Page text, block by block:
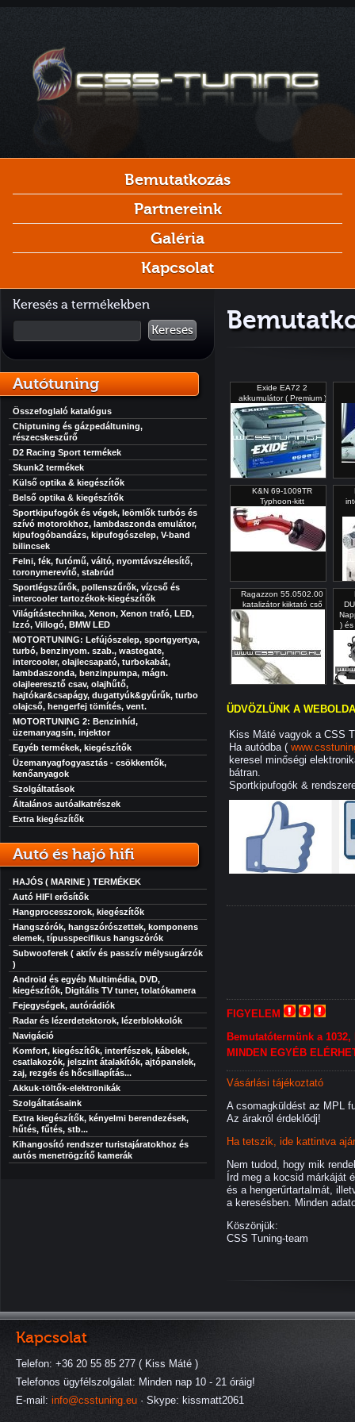
Bemutatkozás
Partnereink
Galéria
Kapcsolat
Keresés a termékekben
Keresés
Autótuning
Összefoglaló katalógus
Chiptuning és gázpedáltuning,
részecskeszűrő
D2 Racing Sport termékek
Skunk2 termékek
Külső optika & kiegészítők
Belső optika & kiegészítők
Sportkipufogók és végek, leömlők turbós és
szívó motorokhoz, lambdaszonda emulátor,
kipufogóbandázs, kipufogószelep, V-band
bilincsek
Felni, fék, futómű, váltó, nyomtávszélesítő,
toronymerevítő, stabrúd
Sportlégszűrők, pollenszűrők, vízcső és
intercooler tartozékok-kiegészítők
Világítástechnika, Xenon, Xenon trafó, LED,
Izzó, Villogó, BMW LED
MOTORTUNING: Lefújószelep, sportgyertya,
turbó, benzinyom. szab., wastegate,
intercooler, olajlecsapató, turbokabát,
lambdaszonda, benzinpumpa, mágn.
olajleeresztő csav, olajhűtő,
hajtókar&csapágy, dugattyúk&gyűrűk, turbo
olajcső, hengerfej tömítés, vent.
MOTORTUNING 2: Benzinhíd,
üzemanyagsín, injektor
Egyéb termékek, kiegészítők
Üzemanyagfogyasztás - csökkentők,
kenőanyagok
Szolgáltatások
Általános autóalkatrészek
Extra kiegészítők
Autó és hajó hifi
HAJÓS ( MARINE ) TERMÉKEK
Autó HIFI erősítők
Hangprocesszorok, kiegészítők
Hangszórók, hangszórószettek, komponens
elemek, típusspecifikus hangszórók
Subwooferek ( aktív és passzív mélysugárzók
)
Android és egyéb Multimédia, DVD,
kiegészítők, Digitális TV tuner, tolatókamera
Fejegységek, autórádiók
Radar és lézerdetektorok, lézerblokkolók
Navigáció
Komfort, kiegészítők, interfészek, kábelek,
csatlakozók, jelszint átalakítók, ajtópanelek,
zaj, rezgés és hőcsillapítás...
Akkuk-töltők-elektronikák
Szolgáltatásaink
Extra kiegészítők, kényelmi berendezések,
hűtés, fűtés, stb...
Kihangosító rendszer turistajáratokhoz és
autós menetrögzítő kamerák
Exide EA72 2
akkumulátor ( Premium )
K&N 69-1009TR
Typhoon-kitt
Ragazzon 55.0502.00
katalizátor kiiktató cső
) és
ÜDVÖZLÜNK A
Kiss Máté vagyok a CSS
Ha autódba (
keresel minőségi
bátran.
Sportkipufogók &
FIGYELEM
Bemutatótermünk a
MINDEN EGYÉB
Vásárlási tájékoztató
A csomagküldést az MPL
Az árakról érdeklődj!
Ha tetszik, ide kattintva
Nem tudod, hogy mik
Írd meg a kocsid márkáját
és a hengerűrtartalmát,
a keresésben. Minden
Köszönjük:
CSS Tuning-team
Kapcsolat
Telefon: +36 20 55 85 277 ( Kiss Máté )
Telefonos ügyfélszolgálat: Minden nap 10 - 21 óráig!
E-mail: info@csstuning.eu · Skype: kissmatt2061